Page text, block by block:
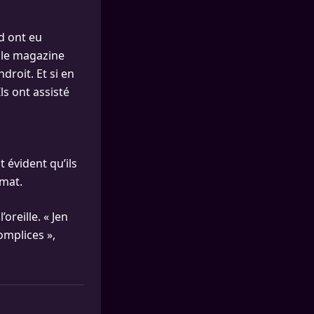
ont eu
magazine
Et si en
ont assisté
évident qu’ils
« Jen
»,